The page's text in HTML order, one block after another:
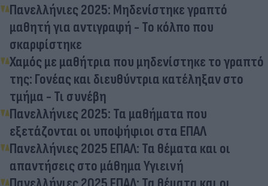
Πανελλήνιες 2025: Μηδενίστηκε γραπτό
μαθητή για αντιγραφή - Το κόλπο που
σκαρφίστηκε
Χαμός με μαθήτρια που μηδενίστηκε το γραπτό
της: Γονέας και διευθύντρια κατέληξαν στο
τμήμα - Τι συνέβη
Πανελλήνιες 2025: Τα μαθήματα που
εξετάζονται οι υποψήφιοι στα ΕΠΑΛ
Πανελλήνιες 2025 ΕΠΑΛ: Τα θέματα και οι
απαντήσεις στο μάθημα Υγιεινή